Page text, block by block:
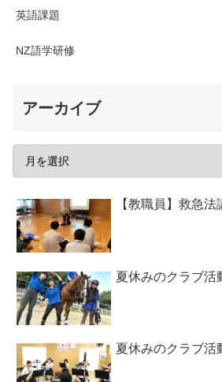
英語課題
NZ語学研修
アーカイブ
【教職員】救急法
夏休みのクラブ活
夏休みのクラブ活